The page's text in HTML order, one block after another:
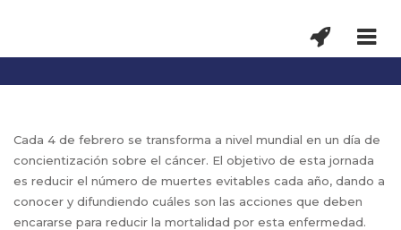
Cada 4 de febrero se transforma a nivel mundial en un día de
concientización sobre el cáncer. El objetivo de esta jornada
es reducir el número de muertes evitables cada año, dando a
conocer y difundiendo cuáles son las acciones que deben
encararse para reducir la mortalidad por esta enfermedad.